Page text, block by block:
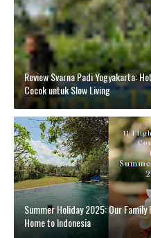
Review Svarna Padi Yogyakarta:
Cocok untuk Slow Living
Summer Holiday 2025: Our
Home to Indonesia